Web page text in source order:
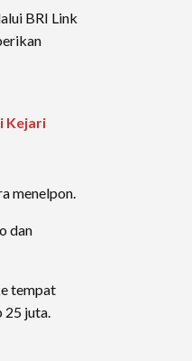
BRI Link
Kejari
menelpon.
dan
tempat
juta.